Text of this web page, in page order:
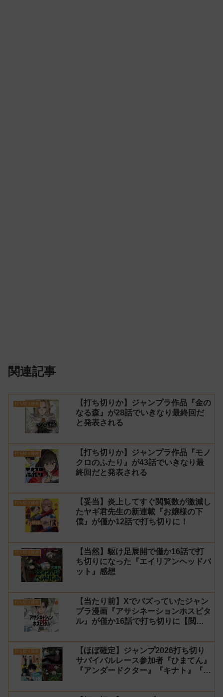
関連記事
打ち切り漫画
【打ち切りか】ジャンプラ作品『金の
なる森』が28話でいきなり最終回だ
と発表される
打ち切り漫画
【打ち切りか】ジャンプラ作品『モノ
クロのふたり』が43話でいきなり最
終回だと発表される
打ち切り漫画
【妥当】炎上してすぐ閲覧数が激減し
たヤギ君先生の新連載『お嬢様の下
僕』が僅か12話で打ち切りに！
打ち切り漫画
【当然】駆け足展開で僅か16話で打
ち切りになった『エイリアンヘッドバ
ット』感想
打ち切り漫画
【当たり前】Xでバズっていたジャン
プラ漫画『アサシネーションホスピタ
ル』が僅か16話で打ち切りに【閲覧
打ち切り漫画
【ほぼ確定】ジャンプ2026打ち切り
サバイバルレース参加者『ひまてん』
『アンダードクター』『キナト』『エ
2】